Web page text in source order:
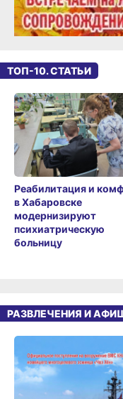
ТОП-10. СТАТЬИ
Реабилитация и
в Хабаровске
модернизируют
психиатрическую
больницу
РАЗВЛЕЧЕНИЯ И